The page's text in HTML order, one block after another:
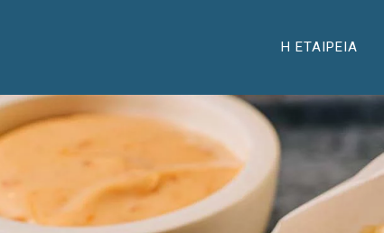
Η ΕΤΑΙΡΕΙΑ